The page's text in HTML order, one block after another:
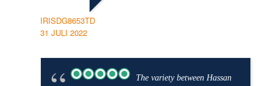
IRISDG8653TD
31 JULI 2022
The variety between Hassan